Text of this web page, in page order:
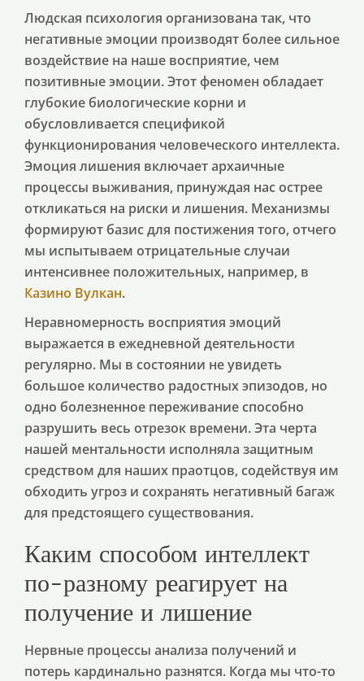
Людская психология организована так, что
негативные эмоции производят более сильное
воздействие на наше восприятие, чем
позитивные эмоции. Этот феномен обладает
глубокие биологические корни и
обусловливается спецификой
функционирования человеческого интеллекта.
Эмоция лишения включает архаичные
процессы выживания, принуждая нас острее
откликаться на риски и лишения. Механизмы
формируют базис для постижения того, отчего
мы испытываем отрицательные случаи
интенсивнее положительных, например, в
Казино Вулкан.
Неравномерность восприятия эмоций
выражается в ежедневной деятельности
регулярно. Мы в состоянии не увидеть
большое количество радостных эпизодов, но
одно болезненное переживание способно
разрушить весь отрезок времени. Эта черта
нашей ментальности исполняла защитным
средством для наших праотцов, содействуя им
обходить угроз и сохранять негативный багаж
для предстоящего существования.
Каким способом интеллект
по-разному реагирует на
получение и лишение
Нервные процессы анализа получений и
потерь кардинально разнятся. Когда мы что-то